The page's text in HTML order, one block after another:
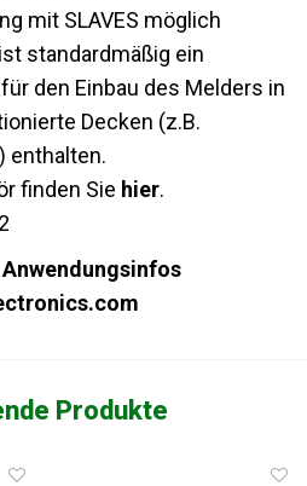
mit SLAVES möglich
standardmäßig ein
den Einbau des Melders in
Decken (z.B.
enthalten.
finden Sie hier.
Produkte